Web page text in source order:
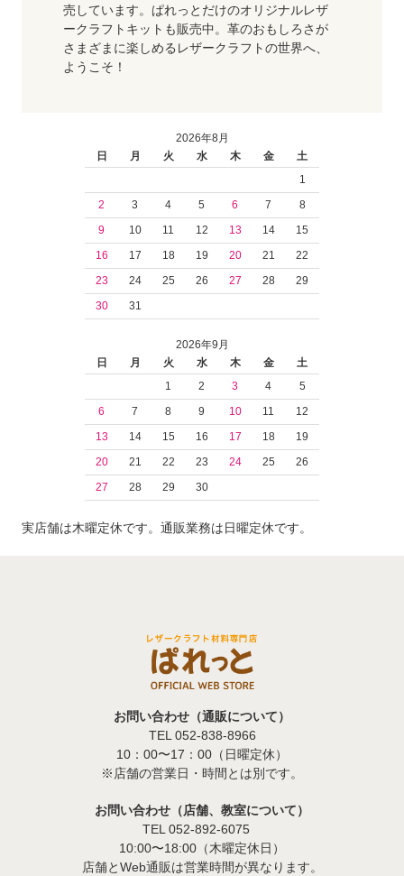
売しています。ぱれっとだけのオリジナルレザ
ークラフトキットも販売中。革のおもしろさが
さまざまに楽しめるレザークラフトの世界へ、
ようこそ！
2026年8月
日
月 火 水 木 金
土
1
2
3 4 5 6 7
8
9
10 11 12 13 14
15
16
17 18 19 20 21
22
23
24 25 26 27 28
29
30
31
2026年9月
日
月 火 水 木 金
土
1
2 3 4
5
6
7 8 9 10 11
12
13
14 15 16 17 18
19
20
21 22 23 24 25
26
27
28 29 30
実店舗は木曜定休です。通販業務は日曜定休です。
お問い合わせ（通販について）
TEL 052-838-8966
10：00〜17：00（日曜定休）
※店舗の営業日・時間とは別です。
お問い合わせ（店舗、教室について）
TEL 052-892-6075
10:00〜18:00（木曜定休日）
店舗とWeb通販は営業時間が異なります。